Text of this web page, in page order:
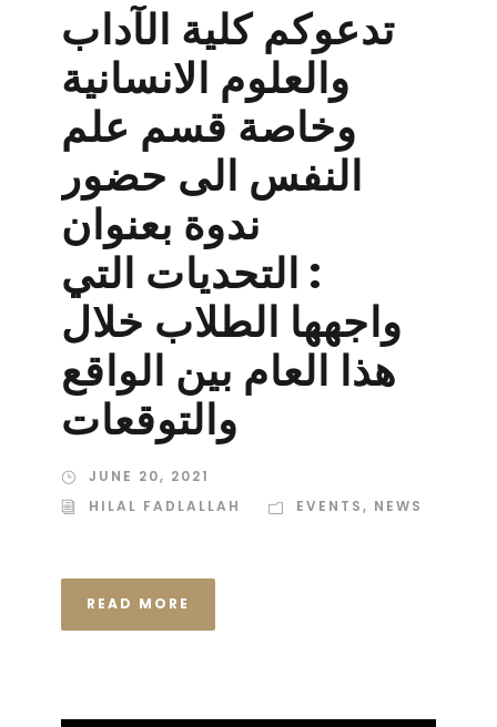
تدعوكم كلية الآداب
والعلوم الانسانية
وخاصة قسم علم
النفس الى حضور
ندوة بعنوان
: التحديات التي
واجهها الطلاب خلال
هذا العام بين الواقع
والتوقعات
JUNE 20, 2021
HILAL FADLALLAH
EVENTS, NEWS
READ MORE